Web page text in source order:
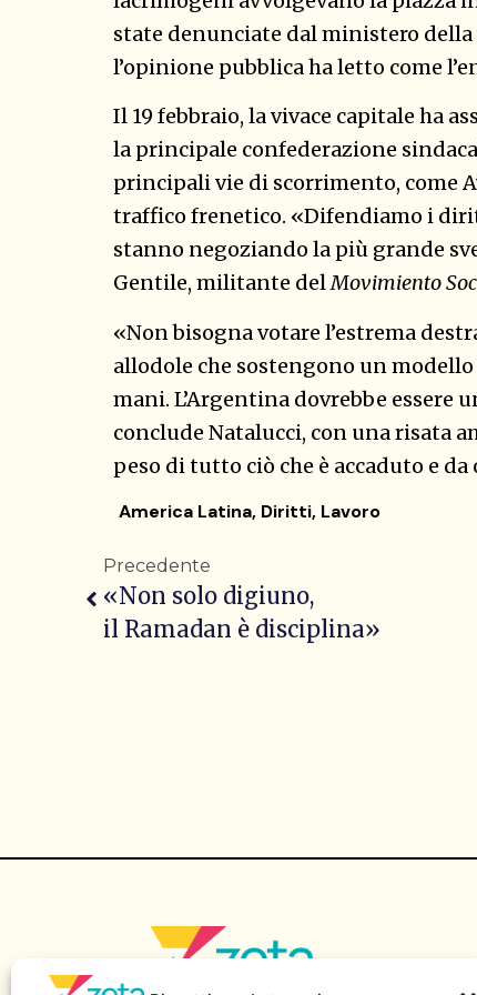
state denunciate dal ministero della
l’opinione pubblica ha letto come
Il 19 febbraio, la vivace capitale ha
la principale confederazione
principali vie di scorrimento, come
traffico frenetico. «Difendiamo i
stanno negoziando la più grande
Gentile, militante delMovimiento
«Non bisogna votare l’estrema
allodole che sostengono un
mani. L’Argentina dovrebbe essere
conclude Natalucci, con una risata
peso di tutto ciò che è accaduto e
America Latina, Diritti, Lavoro
Precedente
«Non solo digiuno,
il Ramadan è disciplina»